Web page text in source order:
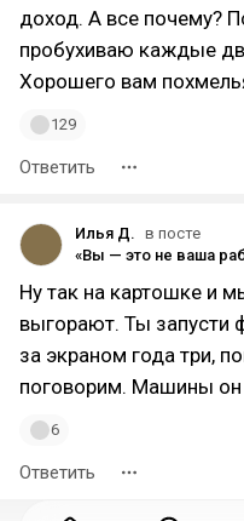
доход. А все почему?
пробухиваю каждые
Хорошего вам
129
Ответить
Илья Д. в посте
Ну так на картошке и
выгорают. Ты запусти
за экраном года три,
поговорим. Машины
6
Ответить